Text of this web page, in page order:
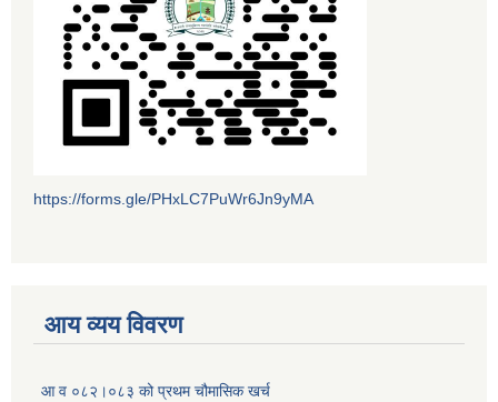
https://forms.gle/PHxLC7PuWr6Jn9yMA
आय व्यय विवरण
आ व ०८२।०८३ को प्रथम चौमासिक खर्च